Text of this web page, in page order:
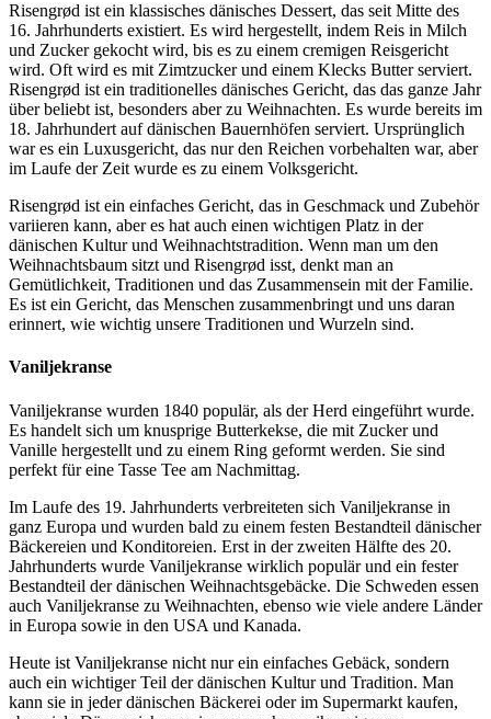
Risengrød ist ein klassisches dänisches Dessert, das seit Mitte des
16. Jahrhunderts existiert. Es wird hergestellt, indem Reis in Milch
und Zucker gekocht wird, bis es zu einem cremigen Reisgericht
wird. Oft wird es mit Zimtzucker und einem Klecks Butter serviert.
Risengrød ist ein traditionelles dänisches Gericht, das das ganze Jahr
über beliebt ist, besonders aber zu Weihnachten. Es wurde bereits im
18. Jahrhundert auf dänischen Bauernhöfen serviert. Ursprünglich
war es ein Luxusgericht, das nur den Reichen vorbehalten war, aber
im Laufe der Zeit wurde es zu einem Volksgericht.
Risengrød ist ein einfaches Gericht, das in Geschmack und Zubehör
variieren kann, aber es hat auch einen wichtigen Platz in der
dänischen Kultur und Weihnachtstradition. Wenn man um den
Weihnachtsbaum sitzt und Risengrød isst, denkt man an
Gemütlichkeit, Traditionen und das Zusammensein mit der Familie.
Es ist ein Gericht, das Menschen zusammenbringt und uns daran
erinnert, wie wichtig unsere Traditionen und Wurzeln sind.
Vaniljekranse
Vaniljekranse wurden 1840 populär, als der Herd eingeführt wurde.
Es handelt sich um knusprige Butterkekse, die mit Zucker und
Vanille hergestellt und zu einem Ring geformt werden. Sie sind
perfekt für eine Tasse Tee am Nachmittag.
Im Laufe des 19. Jahrhunderts verbreiteten sich Vaniljekranse in
ganz Europa und wurden bald zu einem festen Bestandteil dänischer
Bäckereien und Konditoreien. Erst in der zweiten Hälfte des 20.
Jahrhunderts wurde Vaniljekranse wirklich populär und ein fester
Bestandteil der dänischen Weihnachtsgebäcke. Die Schweden essen
auch Vaniljekranse zu Weihnachten, ebenso wie viele andere Länder
in Europa sowie in den USA und Kanada.
Heute ist Vaniljekranse nicht nur ein einfaches Gebäck, sondern
auch ein wichtiger Teil der dänischen Kultur und Tradition. Man
kann sie in jeder dänischen Bäckerei oder im Supermarkt kaufen,